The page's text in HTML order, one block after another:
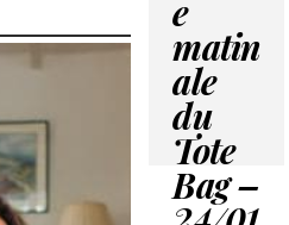
e
matin
ale
du
Tote
Bag –